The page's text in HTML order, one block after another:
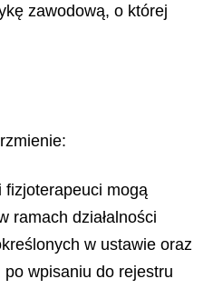
zawodową, o której
fizjoterapeuci mogą
ramach działalności
w ustawie oraz
wpisaniu do rejestru